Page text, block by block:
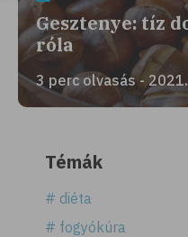
Gesztenye: tíz
róla
3 perc olvasás -
Témák
# diéta
# fogyókúra